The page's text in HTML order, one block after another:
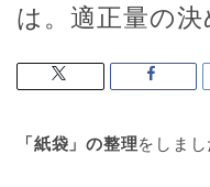
は。適正量の決
「紙袋」の整理をしまし